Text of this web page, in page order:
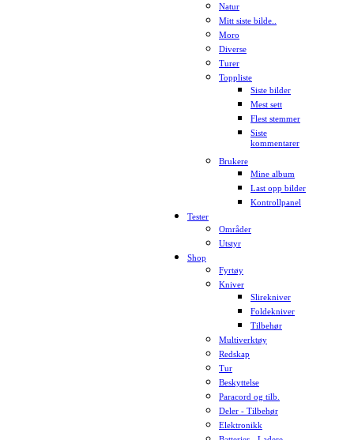
Natur
Mitt siste bilde..
Moro
Diverse
Turer
Toppliste
Siste bilder
Mest sett
Flest stemmer
Siste
kommentarer
Brukere
Mine album
Last opp bilder
Kontrollpanel
Tester
Områder
Utstyr
Shop
Fyrtøy
Kniver
Slirekniver
Foldekniver
Tilbehør
Multiverktøy
Redskap
Tur
Beskyttelse
Paracord og tilb.
Deler - Tilbehør
Elektronikk